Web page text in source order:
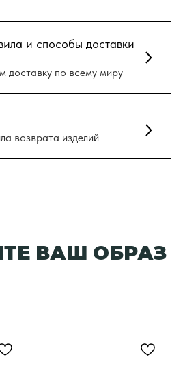
и способы доставки
доставку по всему миру
возврата изделий
ВАШ ОБРАЗ